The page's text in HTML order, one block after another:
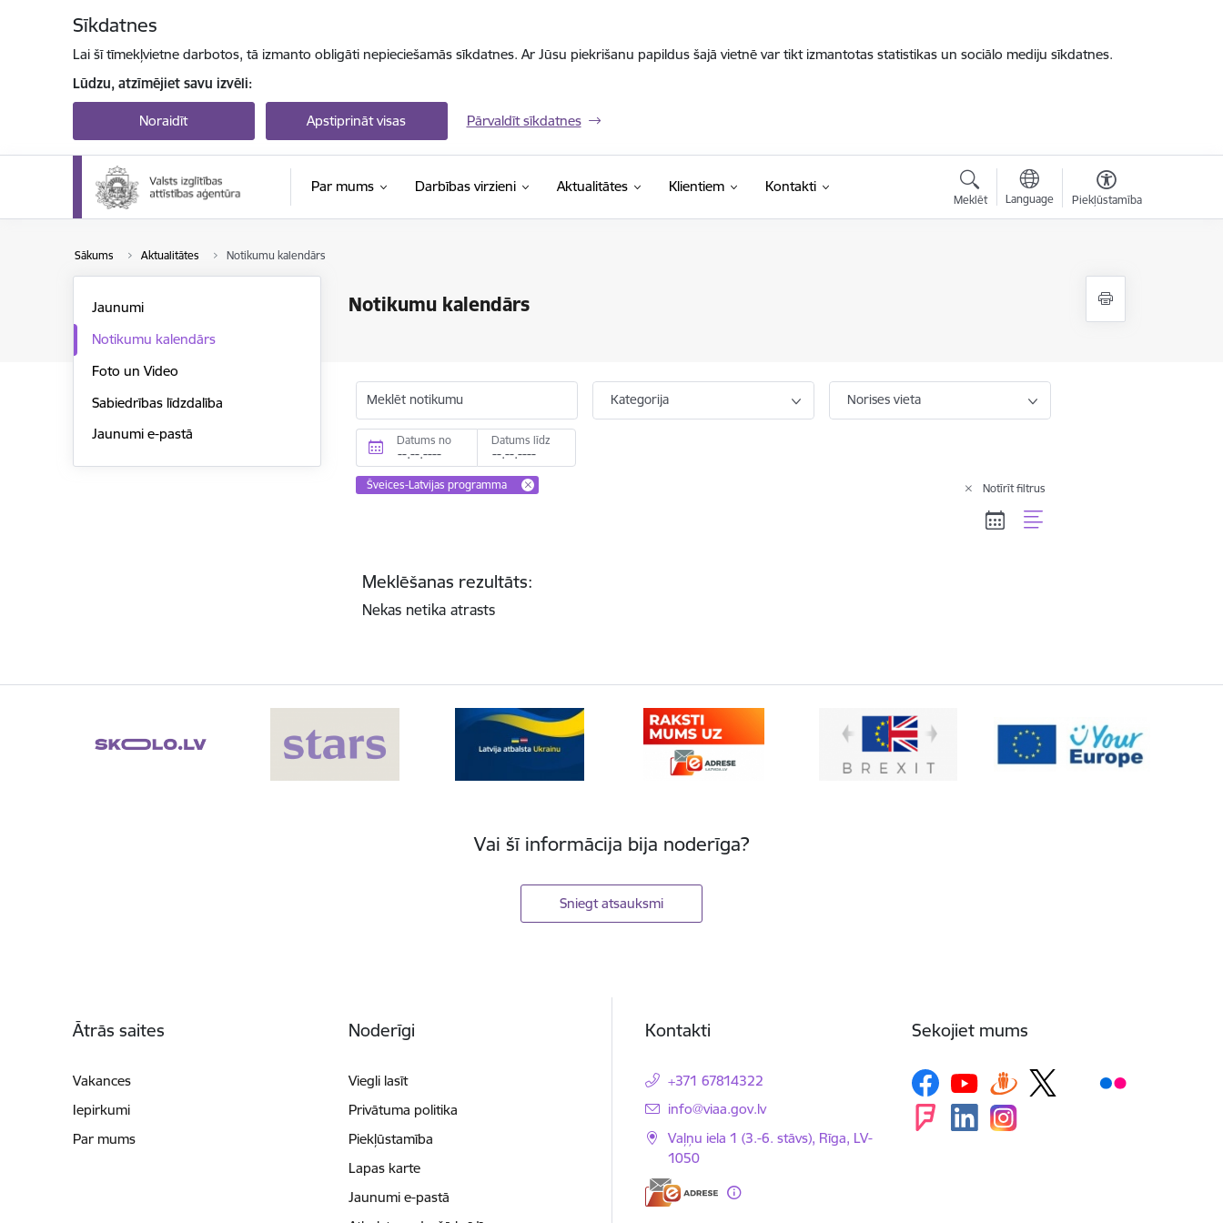
Sīkdatnes
Lai šī tīmekļvietne darbotos, tā izmanto obligāti nepieciešamās sīkdatnes. Ar Jūsu piekrišanu papildus šajā vietnē var tikt izmantotas statistikas un sociālo mediju sīkdatnes.
Lūdzu, atzīmējiet savu izvēli:
Noraidīt Apstiprināt visas Pārvaldīt sīkdatnes
Par mums Darbības virzieni Aktualitātes Klientiem Kontakti
Meklēt Language Piekļūstamība
Sākums Aktualitātes Notikumu kalendārs
Notikumu kalendārs
Jaunumi
Notikumu kalendārs
Foto un Video
Sabiedrības līdzdalība
Jaunumi e-pastā
Meklēt notikumu Kategorija Norises vieta
Datums no Datums līdz
Šveices-Latvijas programma Notīrīt filtrus
Meklēšanas rezultāts:
Nekas netika atrasts
Vai šī informācija bija noderīga?
Sniegt atsauksmi
Ātrās saites
Vakances
Iepirkumi
Par mums
Noderīgi
Viegli lasīt
Privātuma politika
Piekļūstamība
Lapas karte
Jaunumi e-pastā
Kontakti
+371 67814322
E-pasts:
info@viaa.gov.lv
Vaļņu iela 1 (3.-6. stāvs), Rīga, LV-
1050
Sekojiet mums